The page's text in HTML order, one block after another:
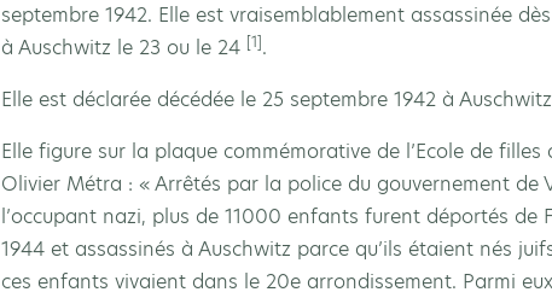
septembre 1942. Elle est vraisemblablement assassinée
à Auschwitz le 23 ou le 24 [1].
Elle est déclarée décédée le 25 septembre 1942 à Auschwitz
Elle figure sur la plaque commémorative de l’Ecole de filles
Olivier Métra : « Arrêtés par la police du gouvernement de
l’occupant nazi, plus de 11000 enfants furent déportés de
1944 et assassinés à Auschwitz parce qu’ils étaient nés
ces enfants vivaient dans le 20e arrondissement. Parmi